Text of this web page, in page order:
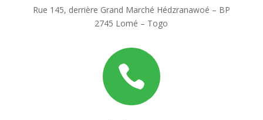
Rue 145, derrière Grand Marché Hédzranawoé – BP
2745 Lomé – Togo
